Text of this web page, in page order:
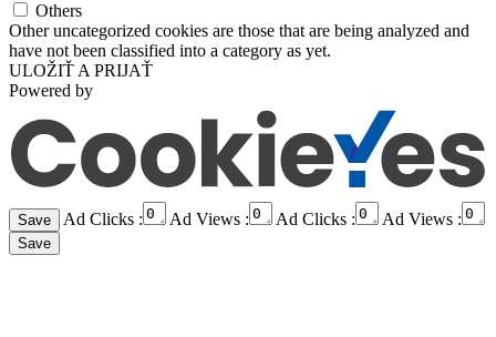
Others
Other uncategorized cookies are those that are being analyzed and
have not been classified into a category as yet.
ULOŽIŤ A PRIJAŤ
Powered by
Ad Clicks : Ad Views : Ad Clicks : Ad Views :